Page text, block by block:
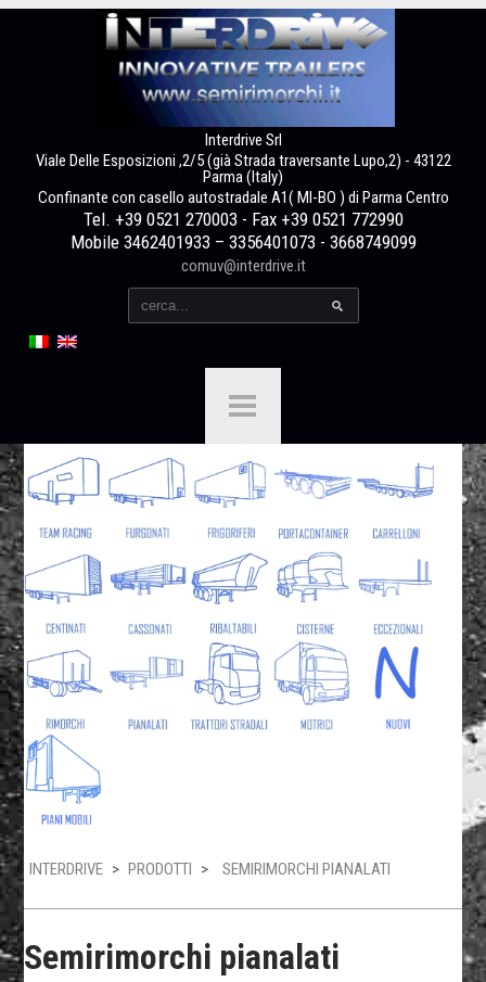
Interdrive Srl
Viale Delle Esposizioni ,2/5 (già Strada traversante Lupo,2) - 43122
Parma (Italy)
Confinante con casello autostradale A1( MI-BO ) di Parma Centro
Tel. +39 0521 270003 - Fax +39 0521 772990
Mobile 3462401933 – 3356401073 - 3668749099
comuv@interdrive.it
INTERDRIVE > PRODOTTI > SEMIRIMORCHI PIANALATI
Semirimorchi pianalati